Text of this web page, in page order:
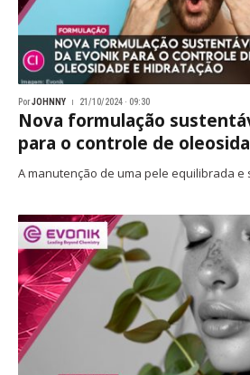
PorJOHNNY 21/10/2024 · 09:30
Nova formulação
para o controle de
A manutenção de uma pele equilibrada